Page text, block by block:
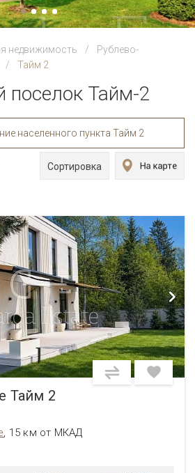
недвижимость
Рублево-
Тайм 2
поселок Тайм-2
населенного пункта Тайм 2
Сортировка
Тайм 2
, 15 км от МКАД